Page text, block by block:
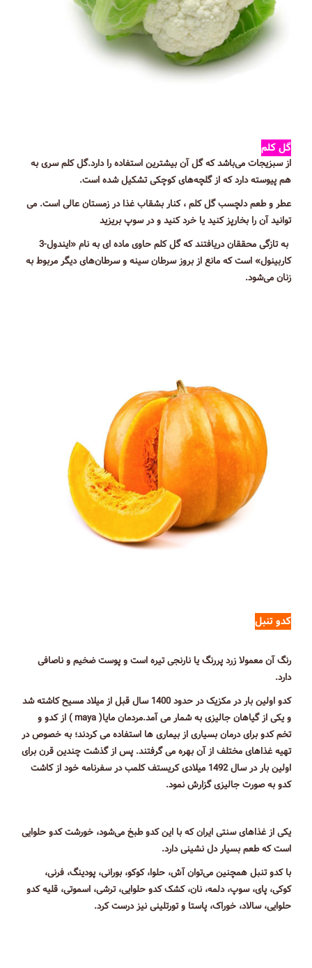
گل کلم
از سبزیجات می‌باشد که گل آن بیشترین استفاده را دارد.گل کلم سری به
هم پیوسته دارد که از گلچه‌های کوچکی تشکیل شده است.
عطر و طعم دلچسب گل کلم ، کنار بشقاب غذا در زمستان عالی است. می
توانید آن را بخارپز کنید یا خرد کنید و در سوپ بریزید
به تازگی محققان دریافتند که گل کلم حاوی ماده ای به نام «ایندول-3
کاربینول» است که مانع از بروز سرطان سینه و سرطان‌های دیگر مربوط به
زنان می‌شود.
کدو تنبل
رنگ آن معمولا زرد پررنگ یا نارنجی تیره است و پوست ضخیم و ناصافی
دارد.
کدو اولین بار در مکزیک در حدود 1400 سال قبل از میلاد مسیح کاشته شد
و یکی از گیاهان جالیزی به شمار می آمد.مردمان مایا( maya ) از کدو و
تخم کدو برای درمان بسیاری از بیماری ها استفاده می کردند؛ به خصوص در
تهیه غذاهای مختلف از آن بهره می گرفتند. پس از گذشت چندین قرن برای
اولین بار در سال 1492 میلادی کریستف کلمب در سفرنامه خود از کاشت
کدو به صورت جالیزی گزارش نمود.
یکی از غذاهای سنتی ایران که با این کدو طبخ می‌شود، خورشت کدو حلوایی
است که طعم بسیار دل نشینی دارد.
با کدو تنبل همچنین می‌توان آش، حلوا، کوکو، بورانی، پودینگ، فرنی،
کوکی، پای، سوپ، دلمه، نان، کشک کدو حلوایی، ترشی، اسموتی، قلیه کدو
حلوایی، سالاد، خوراک، پاستا و تورتلینی نیز درست کرد.